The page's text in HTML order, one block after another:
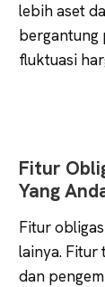
lebih aset
bergantung
fluktuasi
Fitur
Yang
Fitur
lainya. Fitur
dan